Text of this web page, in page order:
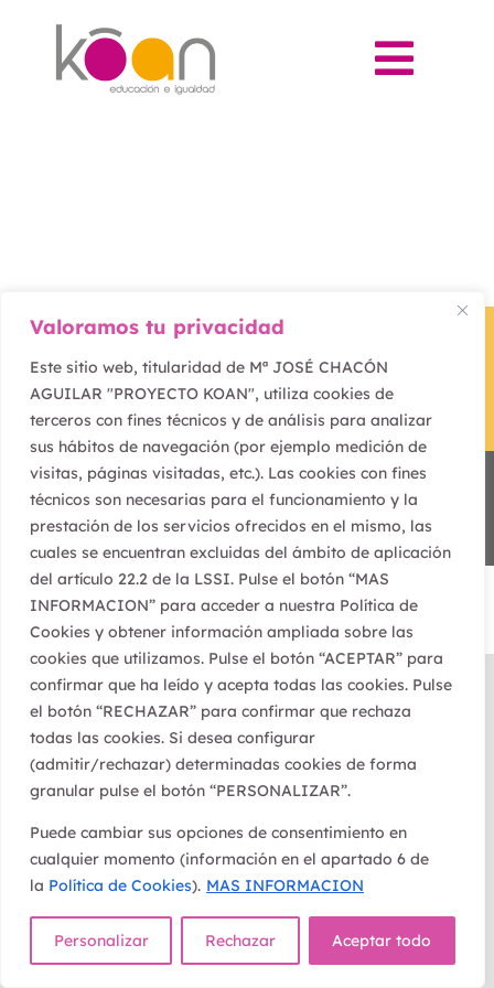
Valoramos tu privacidad
Este sitio web, titularidad de Mª JOSÉ CHACÓN
AGUILAR "PROYECTO KOAN", utiliza cookies de
terceros con fines técnicos y de análisis para analizar
sus hábitos de navegación (por ejemplo medición de
visitas, páginas visitadas, etc.). Las cookies con fines
técnicos son necesarias para el funcionamiento y la
prestación de los servicios ofrecidos en el mismo, las
cuales se encuentran excluidas del ámbito de aplicación
del artículo 22.2 de la LSSI. Pulse el botón “MAS
INFORMACION” para acceder a nuestra Política de
Cookies y obtener información ampliada sobre las
cookies que utilizamos. Pulse el botón “ACEPTAR” para
confirmar que ha leído y acepta todas las cookies. Pulse
el botón “RECHAZAR” para confirmar que rechaza
todas las cookies. Si desea configurar
(admitir/rechazar) determinadas cookies de forma
granular pulse el botón “PERSONALIZAR”.
Puede cambiar sus opciones de consentimiento en
cualquier momento (información en el apartado 6 de
la Política de Cookies). MAS INFORMACION
Personalizar Rechazar Aceptar todo
Alternar alto contraste
Alternar tamaño de letra
Multimedia
Colaboraciones
Contacto
Proyecto Koan © Copyright | Aviso Legal |
Política de
Política de Accesibilidad
| Todos los derechos reservados